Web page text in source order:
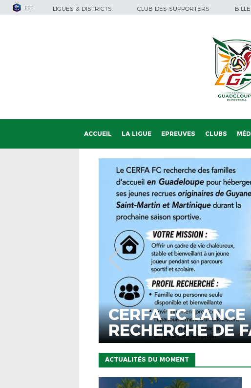
FFF LIGUES & DISTRICTS CLUB DES SUPPORTERS
ACCUEIL LA LIGUE EPREUVES CLUBS
CERFA FC
RECHERCHE DE
D’ACCUEIL
ACTUALITÉS DU MOMENT